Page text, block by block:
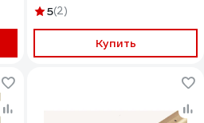
00000002312
5(2)
Купить